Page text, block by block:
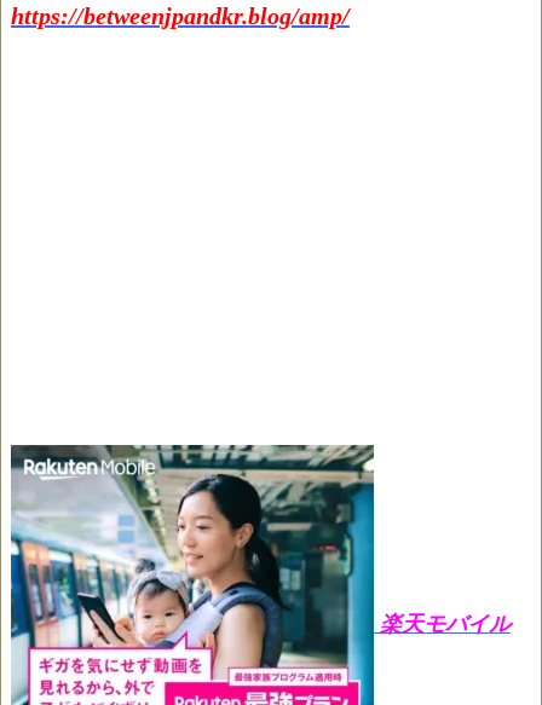
https://betweenjpandkr.blog/amp/
楽天モバイル